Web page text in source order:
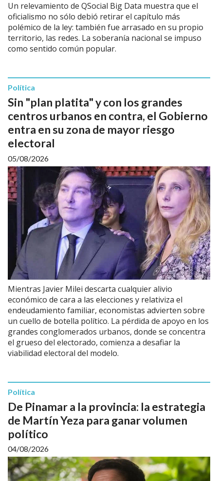
Un relevamiento de QSocial Big Data muestra que el
oficialismo no sólo debió retirar el capítulo más
polémico de la ley: también fue arrasado en su propio
territorio, las redes. La soberanía nacional se impuso
como sentido común popular.
Sin "plan platita" y con los grandes
centros urbanos en contra, el Gobierno
entra en su zona de mayor riesgo
electoral
Política
05/08/2026
Mientras Javier Milei descarta cualquier alivio
económico de cara a las elecciones y relativiza el
endeudamiento familiar, economistas advierten sobre
un cuello de botella político. La pérdida de apoyo en los
grandes conglomerados urbanos, donde se concentra
el grueso del electorado, comienza a desafiar la
viabilidad electoral del modelo.
De Pinamar a la provincia: la estrategia
de Martín Yeza para ganar volumen
político
Política
04/08/2026